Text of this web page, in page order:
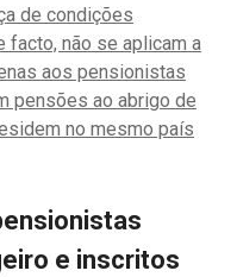
de condições
facto, não se aplicam a
aos pensionistas
pensões ao abrigo de
no mesmo país
e inscritos